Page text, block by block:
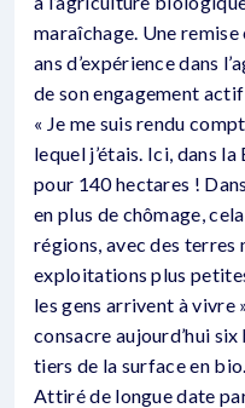
maraîchage. Une
ans d’expérience dans
de son engagement
« Je me suis rendu
lequel j’étais. Ici, dans
pour 140 hectares !
en plus de chômage,
régions, avec des terres
exploitations plus
les gens arrivent à vivre
consacre aujourd’hui
tiers de la surface en bio.
Attiré de longue date